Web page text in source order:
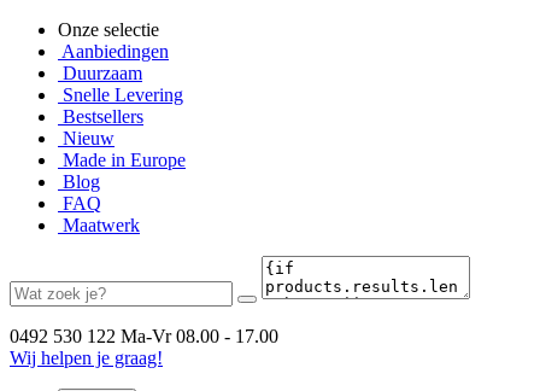
Onze selectie
Aanbiedingen
Duurzaam
Snelle Levering
Bestsellers
Nieuw
Made in Europe
Blog
FAQ
Maatwerk
0492 530 122 Ma-Vr 08.00 - 17.00
Wij helpen je graag!